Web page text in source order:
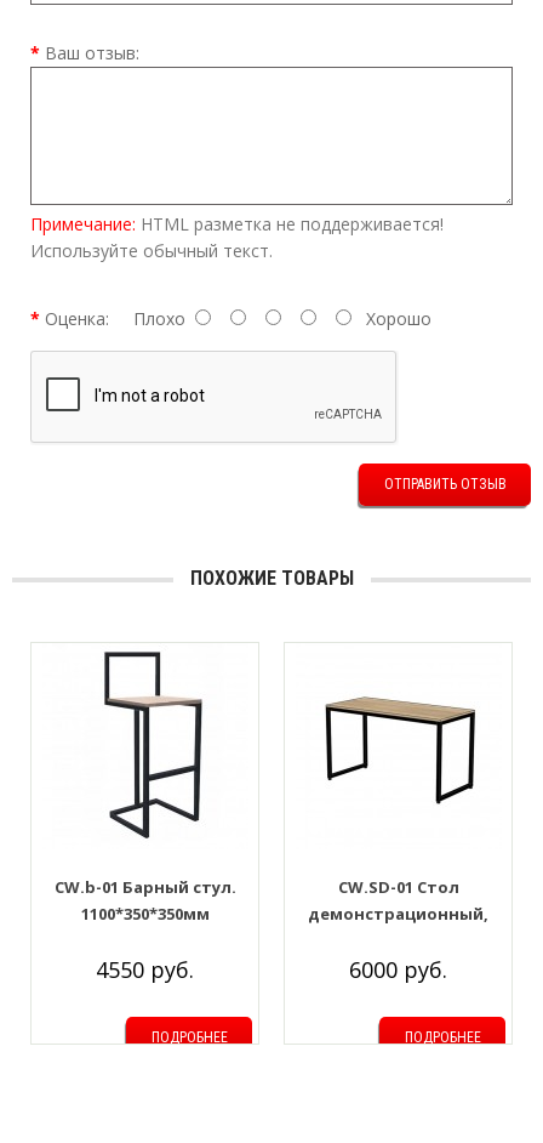
Ваш отзыв:
Примечание: HTML разметка не поддерживается!
Используйте обычный текст.
Оценка: Плохо Хорошо
ОТПРАВИТЬ ОТЗЫВ
ПОХОЖИЕ ТОВАРЫ
CW.b-01 Барный стул.
1100*350*350мм
4550 руб.
ПОДРОБНЕЕ
CW.SD-01 Стол
демонстрационный,
600*1100*500мм
6000 руб.
ПОДРОБНЕЕ